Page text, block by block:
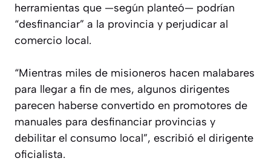
herramientas que —según planteó— podrían
“desfinanciar” a la provincia y perjudicar al
comercio local.
“Mientras miles de misioneros hacen malabares
para llegar a fin de mes, algunos dirigentes
parecen haberse convertido en promotores de
manuales para desfinanciar provincias y
debilitar el consumo local”, escribió el dirigente
oficialista.